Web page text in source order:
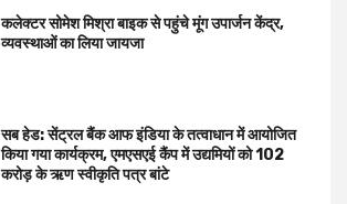
कलेक्टर सोमेश मिश्रा बाइक से पहुंचे मूंग उपार्जन केंद्र,
व्यवस्थाओं का लिया जायजा
सब हेड: सेंट्रल बैंक आफ इंडिया के तत्वाधान में आयोजित
किया गया कार्यक्रम, एमएसएई कैंप में उद्यमियों को 102
करोड़ के ऋण स्वीकृति पत्र बांटे